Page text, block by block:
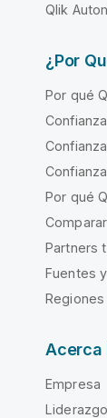
Qlik
¿Por
Por qué
Por qué
Partners
Fuentes
Acerca
Empresa
Liderazgo